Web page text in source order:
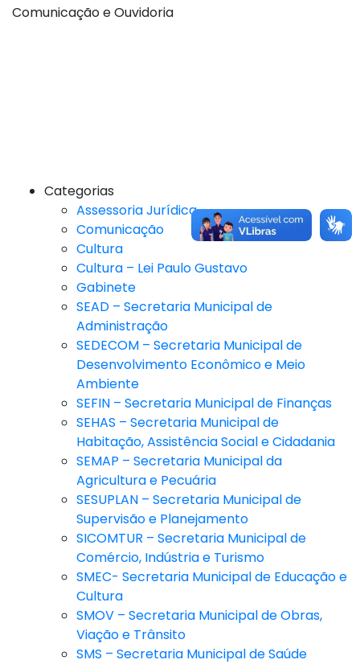
Comunicação e Ouvidoria
Categorias
Assessoria Jurídica
Comunicação
Cultura
Cultura – Lei Paulo Gustavo
Gabinete
SEAD – Secretaria Municipal de
Administração
SEDECOM – Secretaria Municipal de
Desenvolvimento Econômico e Meio
Ambiente
SEFIN – Secretaria Municipal de Finanças
SEHAS – Secretaria Municipal de
Habitação, Assistência Social e Cidadania
SEMAP – Secretaria Municipal da
Agricultura e Pecuária
SESUPLAN – Secretaria Municipal de
Supervisão e Planejamento
SICOMTUR – Secretaria Municipal de
Comércio, Indústria e Turismo
SMEC- Secretaria Municipal de Educação e
Cultura
SMOV – Secretaria Municipal de Obras,
Viação e Trânsito
SMS – Secretaria Municipal de Saúde